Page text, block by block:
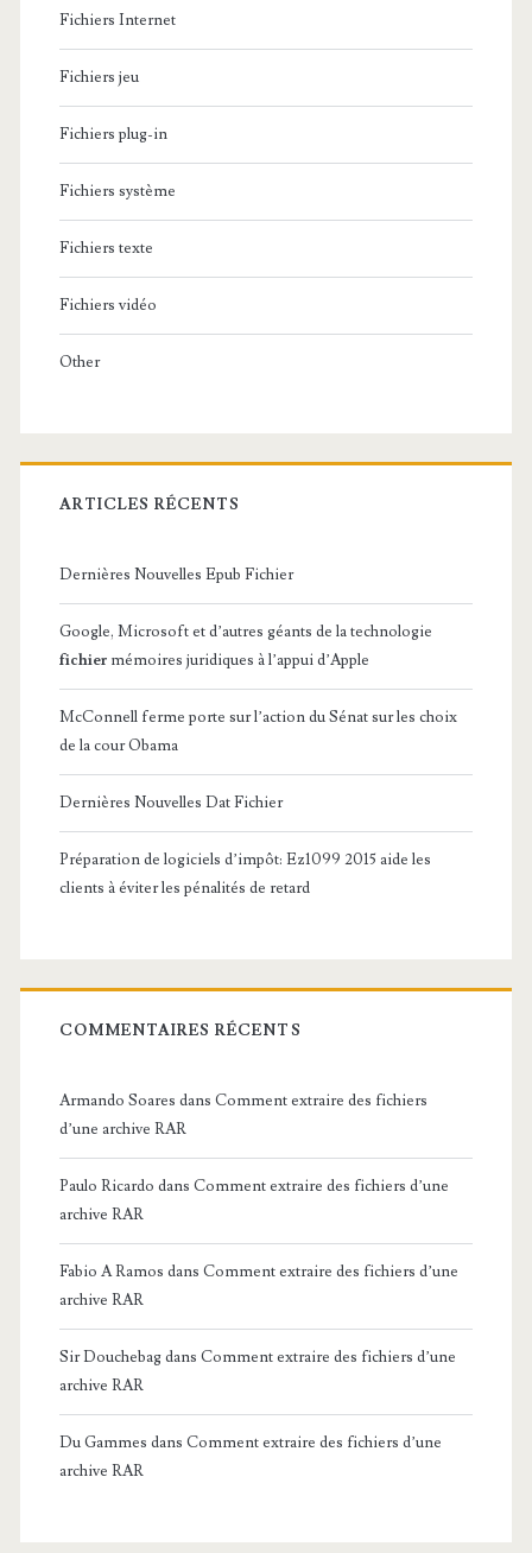
Fichiers Internet
Fichiers jeu
Fichiers plug-in
Fichiers système
Fichiers texte
Fichiers vidéo
Other
ARTICLES RÉCENTS
Dernières Nouvelles Epub Fichier
Google, Microsoft et d’autres géants de la technologie
fichier mémoires juridiques à l’appui d’Apple
McConnell ferme porte sur l’action du Sénat sur les choix
de la cour Obama
Dernières Nouvelles Dat Fichier
Préparation de logiciels d’impôt: Ez1099 2015 aide les
clients à éviter les pénalités de retard
COMMENTAIRES RÉCENTS
Armando Soares dans Comment extraire des fichiers
d’une archive RAR
Paulo Ricardo dans Comment extraire des fichiers d’une
archive RAR
Fabio A Ramos dans Comment extraire des fichiers d’une
archive RAR
Sir Douchebagdans Comment extraire des fichiers d’une
archive RAR
Du Gammes dans Comment extraire des fichiers d’une
archive RAR